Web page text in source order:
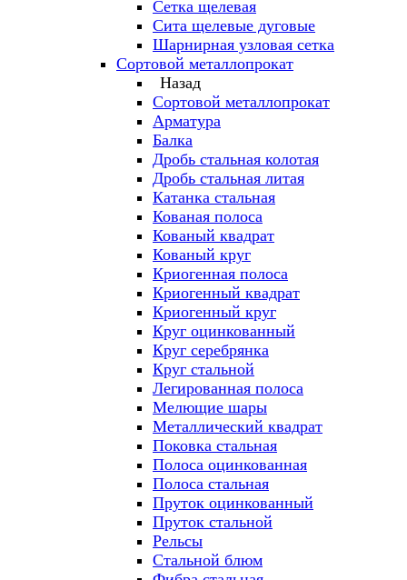
Сетка щелевая
Сита щелевые дуговые
Шарнирная узловая сетка
Сортовой металлопрокат
Назад
Сортовой металлопрокат
Арматура
Балка
Дробь стальная колотая
Дробь стальная литая
Катанка стальная
Кованая полоса
Кованый квадрат
Кованый круг
Криогенная полоса
Криогенный квадрат
Криогенный круг
Круг оцинкованный
Круг серебрянка
Круг стальной
Легированная полоса
Мелющие шары
Металлический квадрат
Поковка стальная
Полоса оцинкованная
Полоса стальная
Пруток оцинкованный
Пруток стальной
Рельсы
Стальной блюм